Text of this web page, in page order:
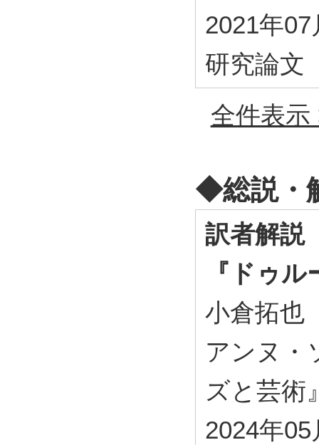
2021年
研究論文
全件表示
◆総説・
訳者解説
『ドゥ
小倉拓也
アンヌ・
ズと芸
2024年05